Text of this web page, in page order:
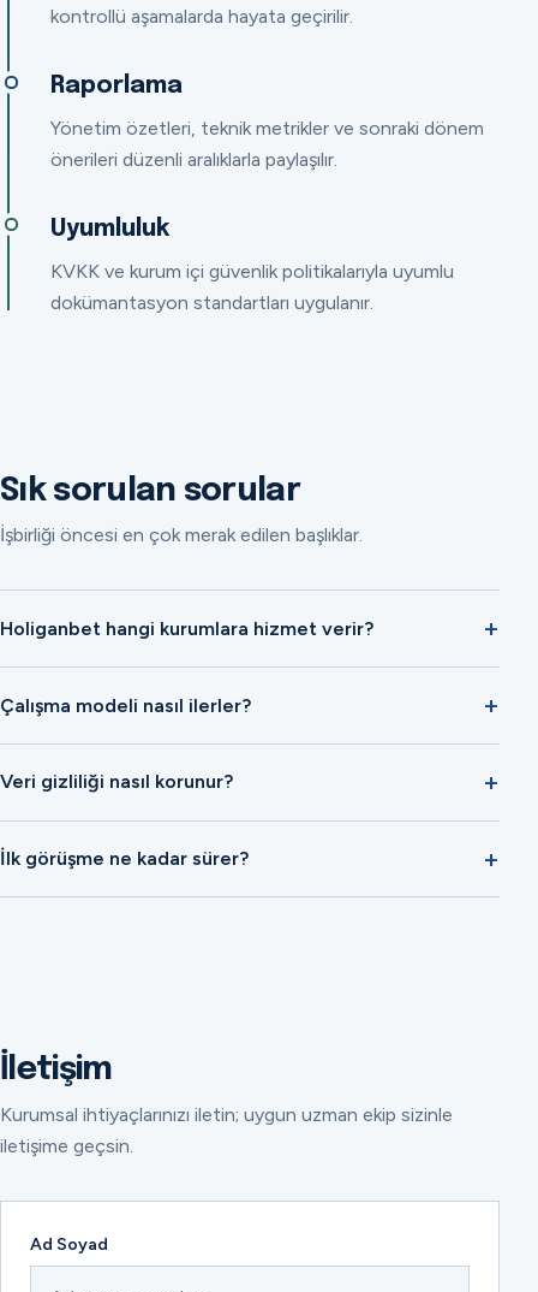
kontrollü aşamalarda hayata geçirilir.
Raporlama
Yönetim özetleri, teknik metrikler ve sonraki dönem
önerileri düzenli aralıklarla paylaşılır.
Uyumluluk
KVKK ve kurum içi güvenlik politikalarıyla uyumlu
dokümantasyon standartları uygulanır.
Sık sorulan sorular
İşbirliği öncesi en çok merak edilen başlıklar.
Holiganbet hangi kurumlara hizmet verir?
Çalışma modeli nasıl ilerler?
Veri gizliliği nasıl korunur?
İlk görüşme ne kadar sürer?
İletişim
Kurumsal ihtiyaçlarınızı iletin; uygun uzman ekip sizinle
iletişime geçsin.
Ad Soyad